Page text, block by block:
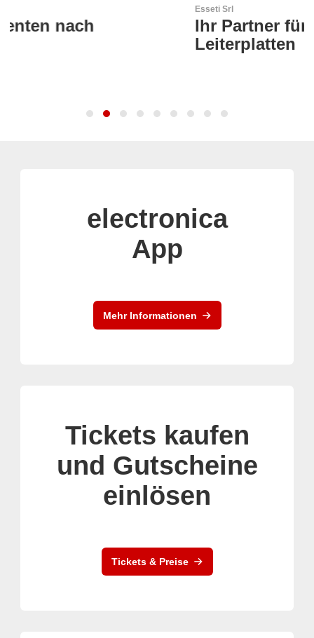
Ihr Partner für High-Tech-
electronica
App
Mehr Informationen
Tickets kaufen
und Gutscheine
einlösen
Tickets & Preise